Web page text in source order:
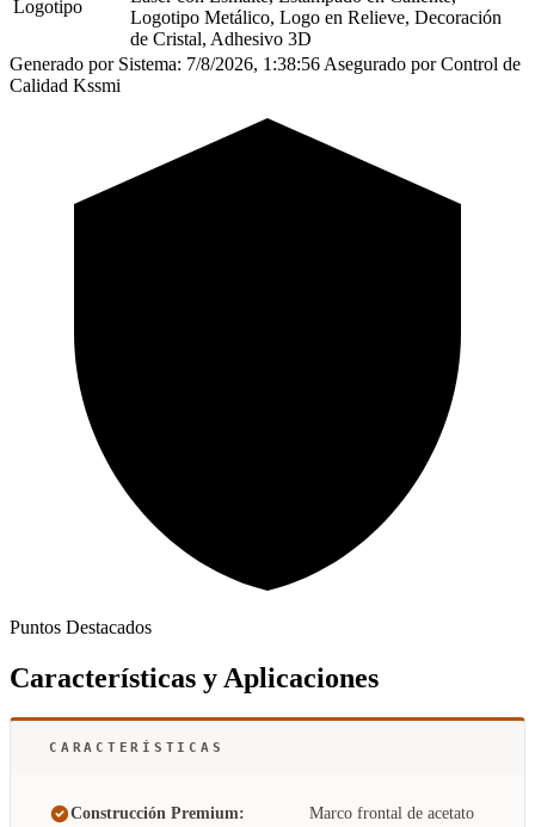
Logotipo
Logotipo Metálico, Logo en Relieve, Decoración
de Cristal, Adhesivo 3D
Generado por Sistema: 7/8/2026, 1:38:56 Asegurado por Control de
Calidad Kssmi
Puntos Destacados
Características y Aplicaciones
CARACTERÍSTICAS
Construcción Premium:
Marco frontal de acetato